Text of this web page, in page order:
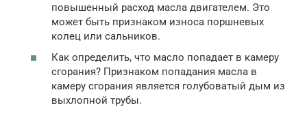
повышенный расход масла двигателем. Это
может быть признаком износа поршневых
колец или сальников.
Как определить, что масло попадает в камеру
сгорания? Признаком попадания масла в
камеру сгорания является голубоватый дым из
выхлопной трубы.